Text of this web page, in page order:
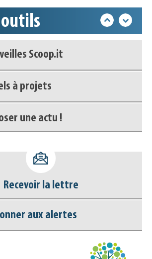
documentaire
Scoop.it
à projets
une actu !
documentaire
Scoop.it
Recevoir la lettre
aux alertes